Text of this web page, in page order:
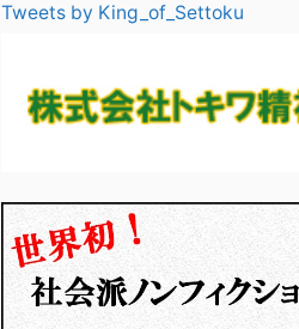
Tweets by King_of_Settoku